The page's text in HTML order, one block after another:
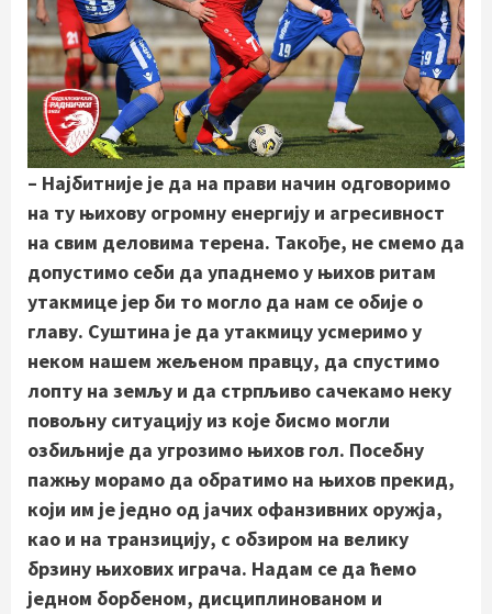
– Најбитније је да на прави начин одговоримо
на ту њихову огромну енергију и агресивност
на свим деловима терена. Такође, не смемо да
допустимо себи да упаднемо у њихов ритам
утакмице јер би то могло да нам се обије о
главу. Суштина је да утакмицу усмеримо у
неком нашем жељеном правцу, да спустимо
лопту на земљу и да стрпљиво сачекамо неку
повољну ситуацију из које бисмо могли
озбиљније да угрозимо њихов гол. Посебну
пажњу морамо да обратимо на њихов прекид,
који им је једно од јачих офанзивних оружја,
као и на транзицију, с обзиром на велику
брзину њихових играча. Надам се да ћемо
једном борбеном, дисциплинованом и